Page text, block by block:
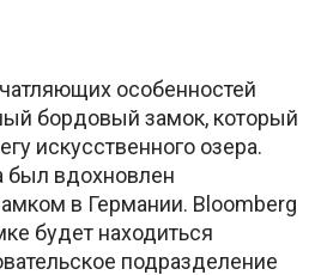
особенностей
бордовый замок, который
искусственного озера.
был вдохновлен
в Германии. Bloomberg
будет находиться
подразделение